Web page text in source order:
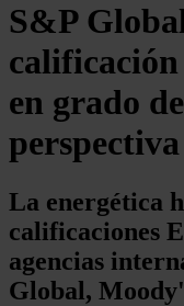
S&P
en grado
La energética
calificaciones
agencias
Global,